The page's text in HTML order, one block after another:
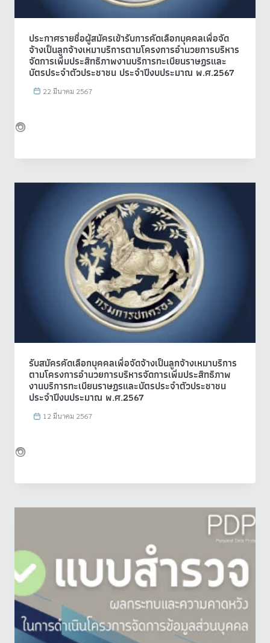
ประกาศรายชื่อผู้สมัครเข้ารับการคัดเลือกบุคคลเพื่อจัด
จ้างเป็นลูกจ้างเหมาบริการตามโครงการอำนวยการบริหาร
จัดการเพิ่มประสิทธิภาพงานบริการทะเบียนราษฏรและ
บัตรประจำตัวประชาชน ประจำปีงบประมาณ พ.ศ.2567
22 มีนาคม 2567
รับสมัครคัดเลือกบุคคลเพื่อจัดจ้างเป็นลูกจ้างเหมาบริการ
ตามโครงการอำนวยการบริหารจัดการเพิ่มประสิทธิภาพ
งานบริการทะเบียนราษฏรและบัตรประจำตัวประชาชน
ประจำปีงบประมาณ พ.ศ.2567
12 มีนาคม 2567